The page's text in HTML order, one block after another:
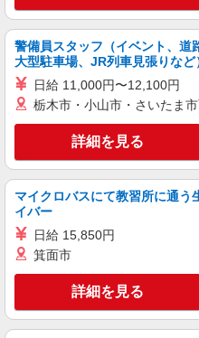
時給1,400円 【月収例】 21万円以上+
額（20日勤務
兵庫県尼
キープ
アルバイト パート
株式会社バイトレ（ADM801390）
手のひらサ
かんたん作業
時給1247
アルバイト パート
株式会社バイトレ（ADM820970）
警備員スタッフ（イベント、道
大型駐車場、JR列車見張りなど
日給 11,000円〜12,100円
栃木市・小山市・さいたま
詳細を見る
マイクロバスにて教習所に通う
イバー
日給 15,850円
箕面市
詳細を見る